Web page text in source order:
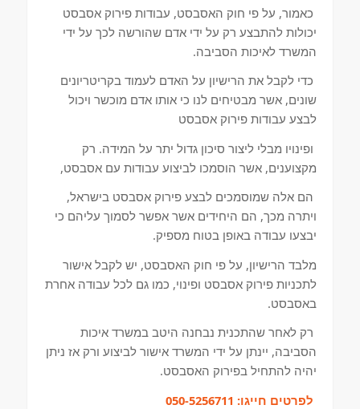
כאמור, על פי חוק האסבסט, עבודות פירוק אסבסט
יכולות להתבצע רק על ידי אדם שהורשה לכך על ידי
המשרד לאיכות הסביבה.
כדי לקבל את הרישיון על האדם לעמוד בקריטריונים
שונים, אשר מבטיחים לנו כי אותו אדם מוכשר ויכול
לבצע עבודות פירוק אסבסט
ופינויו מבלי ליצור סיכון גדול יתר על המידה. רק
מקצוענים, אשר הוסמכו לביצוע עבודות עם אסבסט,
הם אלה שמוסמכים לבצע פירוק אסבסט בישראל,
ויתרה מכך, הם היחידים אשר אפשר לסמוך עליהם כי
יבצעו עבודה באופן בטוח מספיק.
מלבד הרישיון, על פי חוק האסבסט, יש לקבל אישור
לתכניות פירוק אסבסט ופינוי, כמו גם לכל עבודה אחרת
באסבסט.
רק לאחר שהתכנית נבחנה היטב במשרד איכות
הסביבה, יינתן על ידי המשרד אישור לביצוע ורק אז ניתן
יהיה להתחיל בפירוק האסבסט.
לפרטים חייגו: 050-5256711